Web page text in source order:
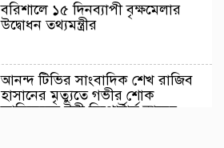
বরিশালে ১৫ দিনব্যাপী বৃক্ষমেলার
উদ্বোধন তথ্যমন্ত্রীর
আনন্দ টিভির সাংবাদিক শেখ রাজিব
হাসানের মৃত্যুতে গভীর শোক
জানিয়েছেন টঙ্গী রিপোর্টার্স ক্লাবের